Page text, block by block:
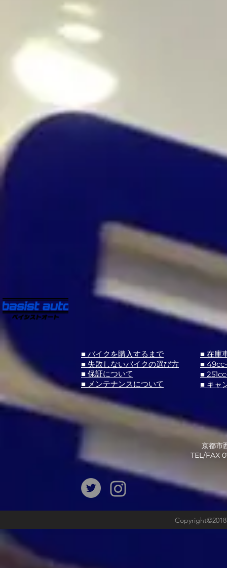
■ バイクを購入するまで
■ 失敗しないバイクの選び方
■ 保証について
■ メンテナンスについて
■ 在庫
■
■
■ キャ
京都市
​TEL/FAX